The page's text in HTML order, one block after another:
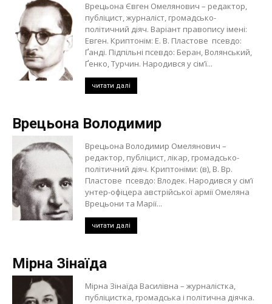
Врецьона Євген Омелянович – редактор,
публіцист, журналіст, громадсько-
політичний діяч. Варіант правопису імені:
Евген. Криптонім: Е. В. Пластове псевдо:
Ґанді. Підпільні псевдо: Беран, Волянський,
Ґенко, Турчин. Народився у сім’ї...
читати далі
Врецьона Володимир
Врецьона Володимир Омелянович –
редактор, публіцист, лікар, громадсько-
політичний діяч. Криптоніми: (в), В. Вр.
Пластове псевдо: Влодек. Народився у сім’ї
унтер-офіцера австрійської армії Омеляна
Врецьони та Марії...
читати далі
Мірна Зінаїда
Мірна Зінаїда Василівна – журналістка,
публіцистка, громадська і політична діячка.